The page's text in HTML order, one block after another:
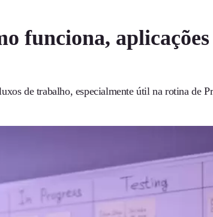
funciona,
de trabalho, especialmente útil na rotina de